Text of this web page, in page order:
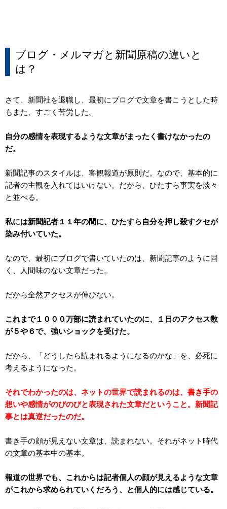
ブログ・メルマガと新聞原稿の違いと
は？
さて、新聞社を退職し、最初にブログで文章を書こうとした時
もまた、すごく苦労した。
自分の感情を表現するような文章がまったく書けなかったの
だ。
新聞記事のスタイルは、客観報道が原則だ。なので、基本的に
記者の主観を入れてはいけない。だから、ひたすら事実を淡々
と並べる。
私には新聞記者１１年の間に、ひたすら自分を押し殺すクセが
染み付いていた。
なので、最初にブログで書いていたのは、新聞記事のように固
く、人間味のない文章だった。
だから全然アクセスが伸びない。
これまで１０００万部に読まれていたのに、１日のアクセス数
が５や６で、強いショックを受けた。
だから、「どうしたら読まれるようになるのかな」を、必死に
考えるようになった。
それでわかったのは、ネットの世界で読まれるのは、書き手の
想いや感情がのびのびと表現された文章だということ。新聞記
事とは真逆だったのだ。
書き手の顔が見えない文章は、読まれない。それがネット時代
の文章の基本中の基本。
報道の世界でも、これからは記者個人の顔が見えるような文章
がこれから求められていくだろう、と個人的には感じている。